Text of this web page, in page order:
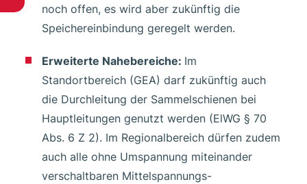
noch offen, es wird aber zukünftig die
Speichereinbindung geregelt werden.
Erweiterte Nahebereiche: Im
Standortbereich (GEA) darf zukünftig auch
die Durchleitung der Sammelschienen bei
Hauptleitungen genutzt werden (ElWG § 70
Abs. 6 Z 2). Im Regionalbereich dürfen zudem
auch alle ohne Umspannung miteinander
verschaltbaren Mittelspannungs-